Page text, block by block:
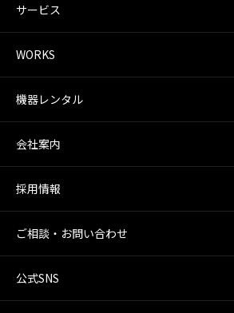
サービス
WORKS
機器レンタル
会社案内
採用情報
ご相談・お問い合わせ
公式SNS